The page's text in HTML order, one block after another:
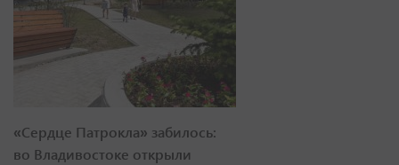
«Сердце Патрокла» забилось:
во Владивостоке открыли